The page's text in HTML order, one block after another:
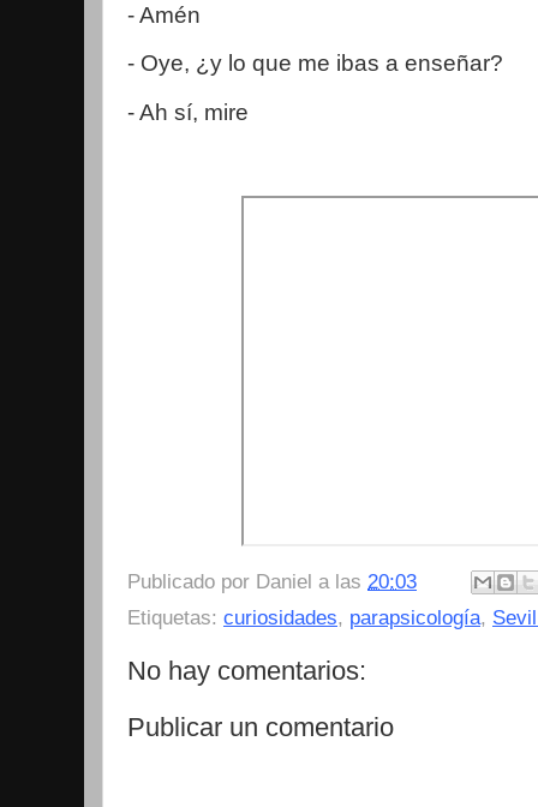
- Amén
- Oye, ¿y lo que me ibas a enseñar?
- Ah sí, mire
Publicado por Daniel a las 20:03
Etiquetas: curiosidades, parapsicología,
No hay comentarios:
Publicar un comentario